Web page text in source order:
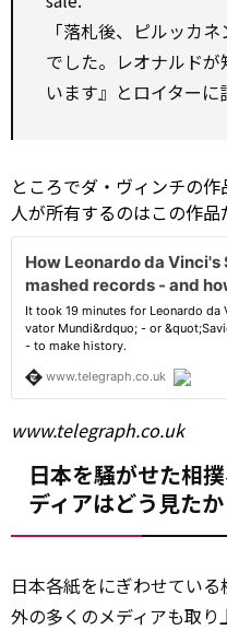
「落札後、ピルッカ
でした。レオナルドが
います』とロイターに
ところでダ・ヴィンチの
人が所有するのはこの作品
www.telegraph.co.uk
日本を騒がせた相
ディアはどう見たか
日本各紙をにぎわせている
外の多くのメディアも取り